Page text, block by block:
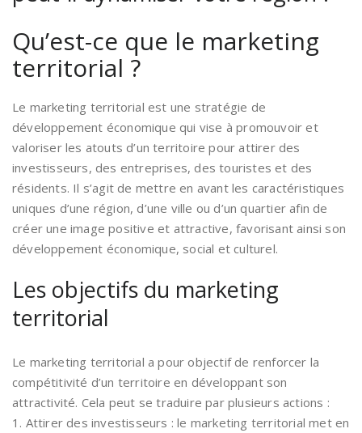
Qu’est-ce que le marketing
territorial ?
Le marketing territorial est une stratégie de
développement économique qui vise à promouvoir et
valoriser les atouts d’un territoire pour attirer des
investisseurs, des entreprises, des touristes et des
résidents. Il s’agit de mettre en avant les caractéristiques
uniques d’une région, d’une ville ou d’un quartier afin de
créer une image positive et attractive, favorisant ainsi son
développement économique, social et culturel.
Les objectifs du marketing
territorial
Le marketing territorial a pour objectif de renforcer la
compétitivité d’un territoire en développant son
attractivité. Cela peut se traduire par plusieurs actions :
1. Attirer des investisseurs : le marketing territorial met en